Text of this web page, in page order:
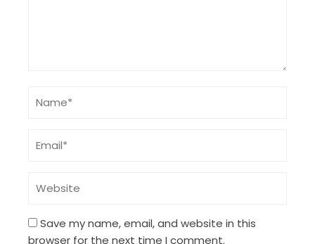
Save my name, email, and website in this
browser for the next time I comment.